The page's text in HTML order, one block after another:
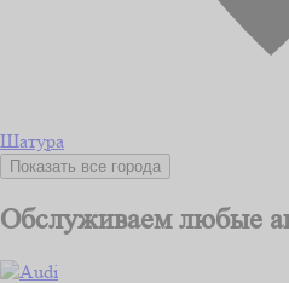
Шатура
Показать все города
Обслуживаем любые